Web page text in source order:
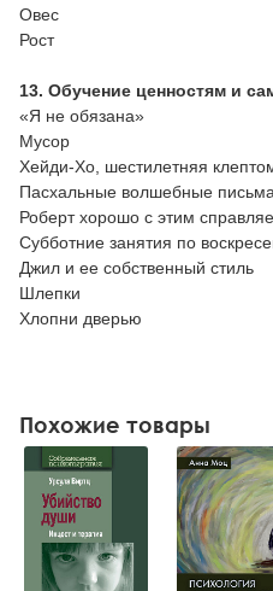
Овес
Рост
13. Обучение ценностям и
«Я не обязана»
Мусор
Хейди-Хо, шестилетняя
Пасхальные волшебные письма
Роберт хорошо с этим
Субботние занятия по
Джил и ее собственный стиль
Шлепки
Хлопни дверью
Похожие товары